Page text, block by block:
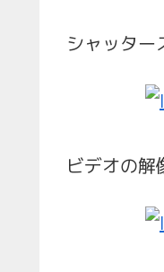
シャッター
ビデオの